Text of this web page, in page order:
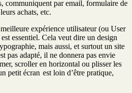
communiquent par email, formulaire de
achats, etc.
expérience utilisateur (ou User
essentiel. Cela veut dire un design
mais aussi, et surtout un site
pas adapté, il ne donnera pas envie
scroller en horizontal ou plisser les
petit écran est loin d’être pratique,